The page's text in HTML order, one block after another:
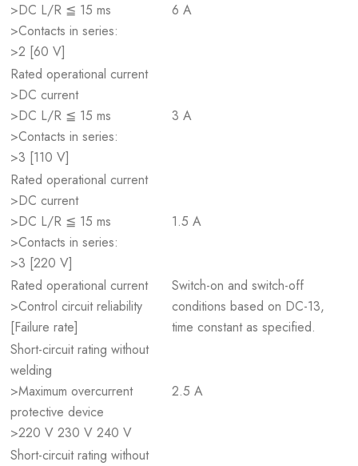
>DC L/R ≦ 15 ms
>Contacts in series:
>2 [60 V]
6 A
Rated operational current
>DC current
>DC L/R ≦ 15 ms
>Contacts in series:
>3 [110 V]
3 A
Rated operational current
>DC current
>DC L/R ≦ 15 ms
>Contacts in series:
>3 [220 V]
1.5 A
Rated operational current
>Control circuit reliability
[Failure rate]
Switch-on and switch-off
conditions based on DC-13,
time constant as specified.
Short-circuit rating without
welding
>Maximum overcurrent
protective device
>220 V 230 V 240 V
2.5 A
Short-circuit rating without